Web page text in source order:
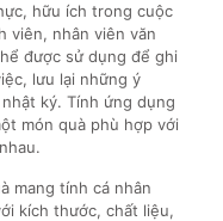
hữu ích trong cuộc
viên, nhân viên văn
được sử dụng để ghi
lưu lại những ý
ký. Tính ứng dụng
món quà phù hợp với
mang tính cá nhân
kích thước, chất liệu,